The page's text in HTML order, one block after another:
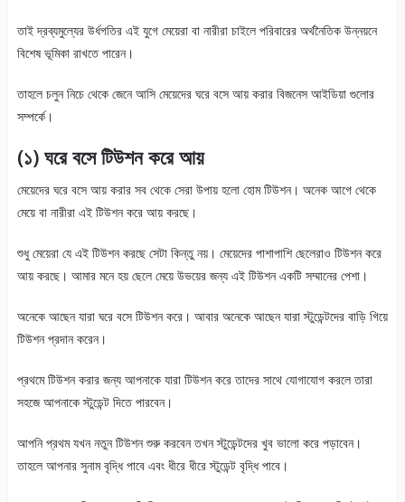
তাই দ্রব্যমুল্যের উর্ধগতির এই যুগে মেয়েরা বা নারীরা চাইলে পরিবারের অর্থনৈতিক উন্নয়নে
বিশেষ ভূমিকা রাখতে পারেন।
তাহলে চলুন নিচে থেকে জেনে আসি মেয়েদের ঘরে বসে আয় করার বিজনেস আইডিয়া গুলোর
সম্পর্কে।
(১) ঘরে বসে টিউশন করে আয়
মেয়েদের ঘরে বসে আয় করার সব থেকে সেরা উপায় হলো হোম টিউশন। অনেক আগে থেকে
মেয়ে বা নারীরা এই টিউশন করে আয় করছে।
শুধু মেয়েরা যে এই টিউশন করছে সেটা কিন্তু নয়। মেয়েদের পাশাপাশি ছেলেরাও টিউশন করে
আয় করছে। আমার মনে হয় ছেলে মেয়ে উভয়ের জন্য এই টিউশন একটি সম্মানের পেশা।
অনেকে আছেন যারা ঘরে বসে টিউশন করে। আবার অনেকে আছেন যারা স্টুডেন্টদের বাড়ি গিয়ে
টিউশন প্রদান করেন।
প্রথমে টিউশন করার জন্য আপনাকে যারা টিউশন করে তাদের সাথে যোগাযোগ করলে তারা
সহজে আপনাকে স্টুডেন্ট দিতে পারবেন।
আপনি প্রথম যখন নতুন টিউশন শুরু করবেন তখন স্টুডেন্টদের খুব ভালো করে পড়াবেন।
তাহলে আপনার সুনাম বৃদ্ধি পাবে এবং ধীরে ধীরে স্টুডেন্ট বৃদ্ধি পাবে।